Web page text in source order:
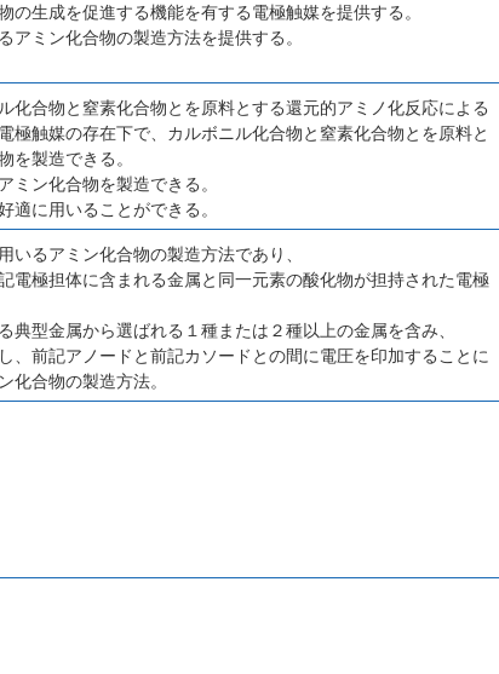
生成を促進する機能を有する電極触媒を提供する。
アミン化合物の製造方法を提供する。
化合物と窒素化合物とを原料とする還元的アミノ化反応による
触媒の存在下で、カルボニル化合物と窒素化合物とを原料と
を製造できる。
ミン化合物を製造できる。
適に用いることができる。
るアミン化合物の製造方法であり、
電極担体に含まれる金属と同一元素の酸化物が担持された電極
型金属から選ばれる１種または２種以上の金属を含み、
前記アノードと前記カソードとの間に電圧を印加することに
化合物の製造方法。